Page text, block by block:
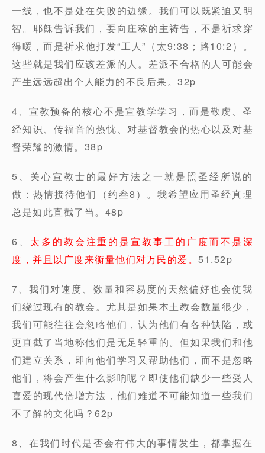
一线，也不是处在失败的边缘。我们可以既紧迫又明
智。耶稣告诉我们，要向庄稼的主祷告，不是祈求穿
得暖，而是祈求他打发“工人”（太9:38；路10:2）。
这些就是我们应该差派的人。差派不合格的人可能会
产生远远超出个人能力的不良后果。32p
4、宣教预备的核心不是宣教学学习，而是敬虔、圣
经知识、传福音的热忱、对基督教会的热心以及对基
督荣耀的激情。38p
5、关心宣教士的最好方法之一就是照圣经所说的
做：热情接待他们（约叁8）。我希望应用圣经真理
总是如此直截了当。48p
6、 太多的教会注重的是宣教事工的广度而不是深
度，并且以广度来衡量他们对万民的爱。 51.52p
7、我们对速度、数量和容易度的天然偏好也会使我
们绕过现有的教会。尤其是如果本土教会数量很少，
我们可能往往会忽略他们，认为他们有各种缺陷，或
更直截了当地称他们是无足轻重的。但如果我们和他
们建立关系，即向他们学习又帮助他们，而不是忽略
他们，将会产生什么影响呢？即使他们缺少一些受人
喜爱的现代倍增方法，他们难道不可能知道一些我们
不了解的文化吗？62p
8、在我们时代是否会有伟大的事情发生，都掌握在